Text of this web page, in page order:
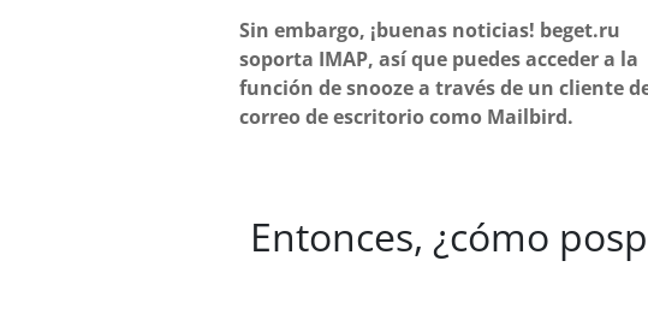
Sin embargo, ¡buenas noticias! beget.ru
soporta IMAP, así que puedes acceder a la
función de snooze a través de un cliente
correo de escritorio como Mailbird.
Entonces, ¿cómo